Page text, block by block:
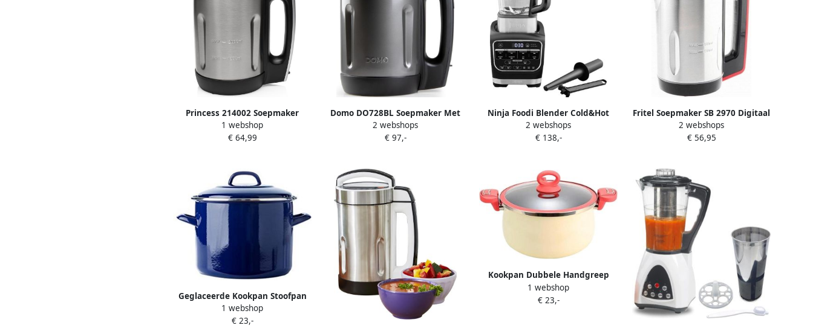
Princess 214002 Soepmaker
Family XL – 2 liter– RVS – 6
programma's 1000W Blender
1 webshop
€ 64,99
Domo DO728BL Soepmaker Met
sauteerfunctie 2 L 7
programma's Blender RVS Zwart
2 webshops
€ 97,-
Ninja Foodi Blender Cold&Hot
HB150 | Blenders |
0622356233804
2 webshops
€ 138,-
Fritel Soepmaker SB 2970 Digitaal
Soepbereider Soepmachine 1 6L
900W 6 Functies
2 webshops
€ 56,95
Geglaceerde Kookpan Stoofpan
Soepmaker Langzaam Garen
Lichtgewicht Alternatief 8.7 Liter
1 webshop
€ 23,-
Kookpan Dubbele Handgreep
Stoofpan Soepmaker Langzaam
Garen Warmteverdeling Coating
1 webshop
€ 23,-